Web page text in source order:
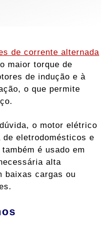
de corrente alternada
maior torque de
de indução e à
o que permite
o motor elétrico
eletrodomésticos e
é usado em
alta
baixas cargas ou